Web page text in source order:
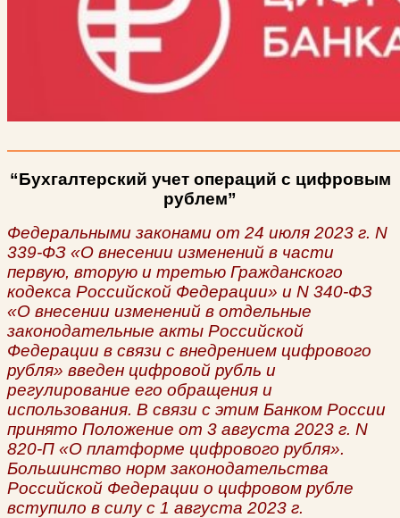
“Бухгалтерский учет операций с цифровым
рублем”
Федеральными законами от 24 июля 2023 г. N
339-ФЗ «О внесении изменений в части
первую, вторую и третью Гражданского
кодекса Российской Федерации» и N 340-ФЗ
«О внесении изменений в отдельные
законодательные акты Российской
Федерации в связи с внедрением цифрового
рубля» введен цифровой рубль и
регулирование его обращения и
использования. В связи с этим Банком России
принято Положение от 3 августа 2023 г. N
820-П «О платформе цифрового рубля».
Большинство норм законодательства
Российской Федерации о цифровом рубле
вступило в силу с 1 августа 2023 г.